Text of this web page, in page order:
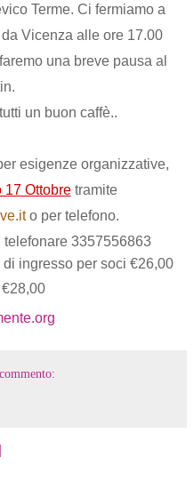
Terme. Ci fermiamo a
Vicenza alle ore 17.00
una breve pausa al
un buon caffè..
esigenze organizzative,
17 Ottobretramite
o per telefono.
3357556863
ingresso per soci €26,00